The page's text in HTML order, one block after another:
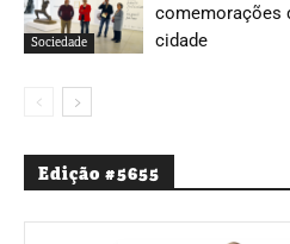
Sociedade
comemorações
cidade
Edição #5655